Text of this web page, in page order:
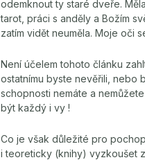
odemknout ty staré dveře.
tarot, práci s anděly a Božím
zatím vidět neuměla. Moje oči
Není účelem tohoto článku
ostatnímu byste nevěřili, nebo
schopnosti nemáte a
být každý i vy !
Co je však důležité pro
i teoreticky (knihy) vyzkoušet